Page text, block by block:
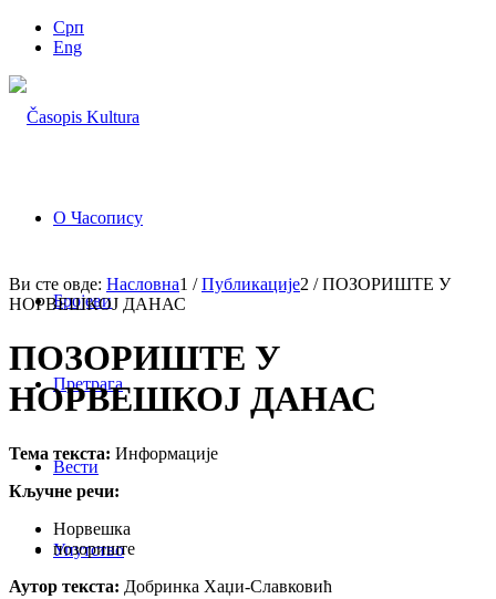
Срп
Eng
О Часопису
Бројеви
Претрага
Вести
Упутство
Ви сте овде: Насловна1 / Публикације2 / ПОЗОРИШТЕ У
НОРВЕШКОЈ ДАНАС
ПОЗОРИШТЕ У
НОРВЕШКОЈ ДАНАС
Тема текста: Информације
Кључне речи:
Норвешка
позориште
Аутор текста: Добринка Хаџи-Славковић